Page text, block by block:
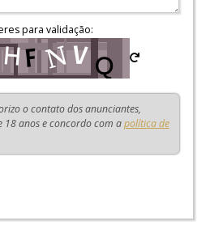
para validação:
o contato dos anunciantes,
18 anos e concordo com apolítica de